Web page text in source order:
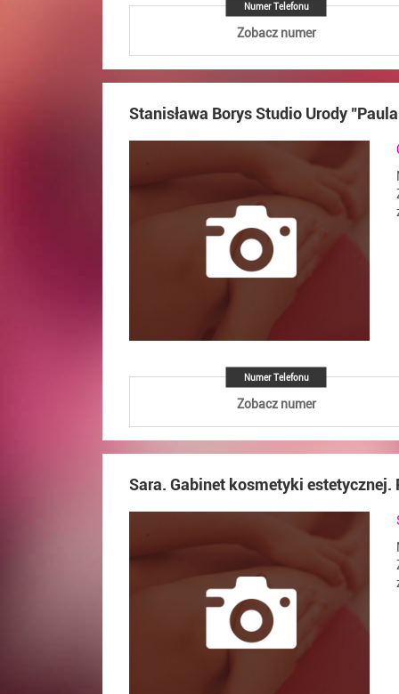
Numer Telefonu
Zobacz numer
Stanisława Borys Studio Urody
Numer Telefonu
Zobacz numer
Sara. Gabinet kosmetyki estetycznej.